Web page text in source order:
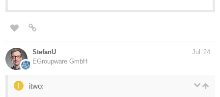
StefanU
EGroupware GmbH
Jul '24
itwo: